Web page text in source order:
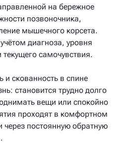
на бережное
позвоночника,
мышечного корсета.
диагноза, уровня
текущего самочувствия.
скованность в спине
становится трудно долго
вещи или спокойно
проходят в комфортном
через постоянную обратную